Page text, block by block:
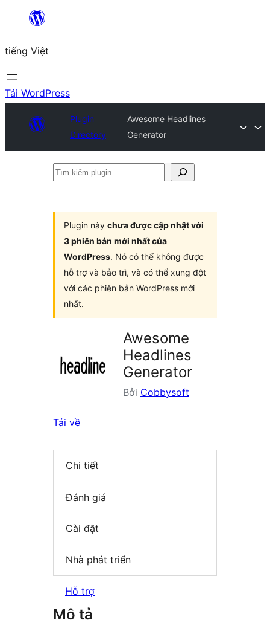
Chuyển
phần
nội
dung
tiếng Việt
Tải WordPress
Plugin
Directory
Awesome Headlines
Generator
Tìm
Plugin này chưa được cập nhật với
3 phiên bản mới nhất của
WordPress. Nó có thể không được
hỗ trợ và bảo trì, và có thể xung đột
với các phiên bản WordPress mới
nhất.
Awesome
Headlines
Generator
Bởi Cobbysoft
Tải về
Chi tiết
Đánh giá
Cài đặt
Nhà phát triển
Hỗ trợ
Mô tả